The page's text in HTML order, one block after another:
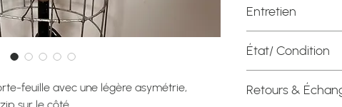
feuille avec une légère asymétrie,
Mesures à plat
Taille :14 3/4"
Hanches : 20"
*Vérifier le guide
prendre vos
Twill souple et doux
Entretien
froide, suspendre
État/ Condition
Retours &